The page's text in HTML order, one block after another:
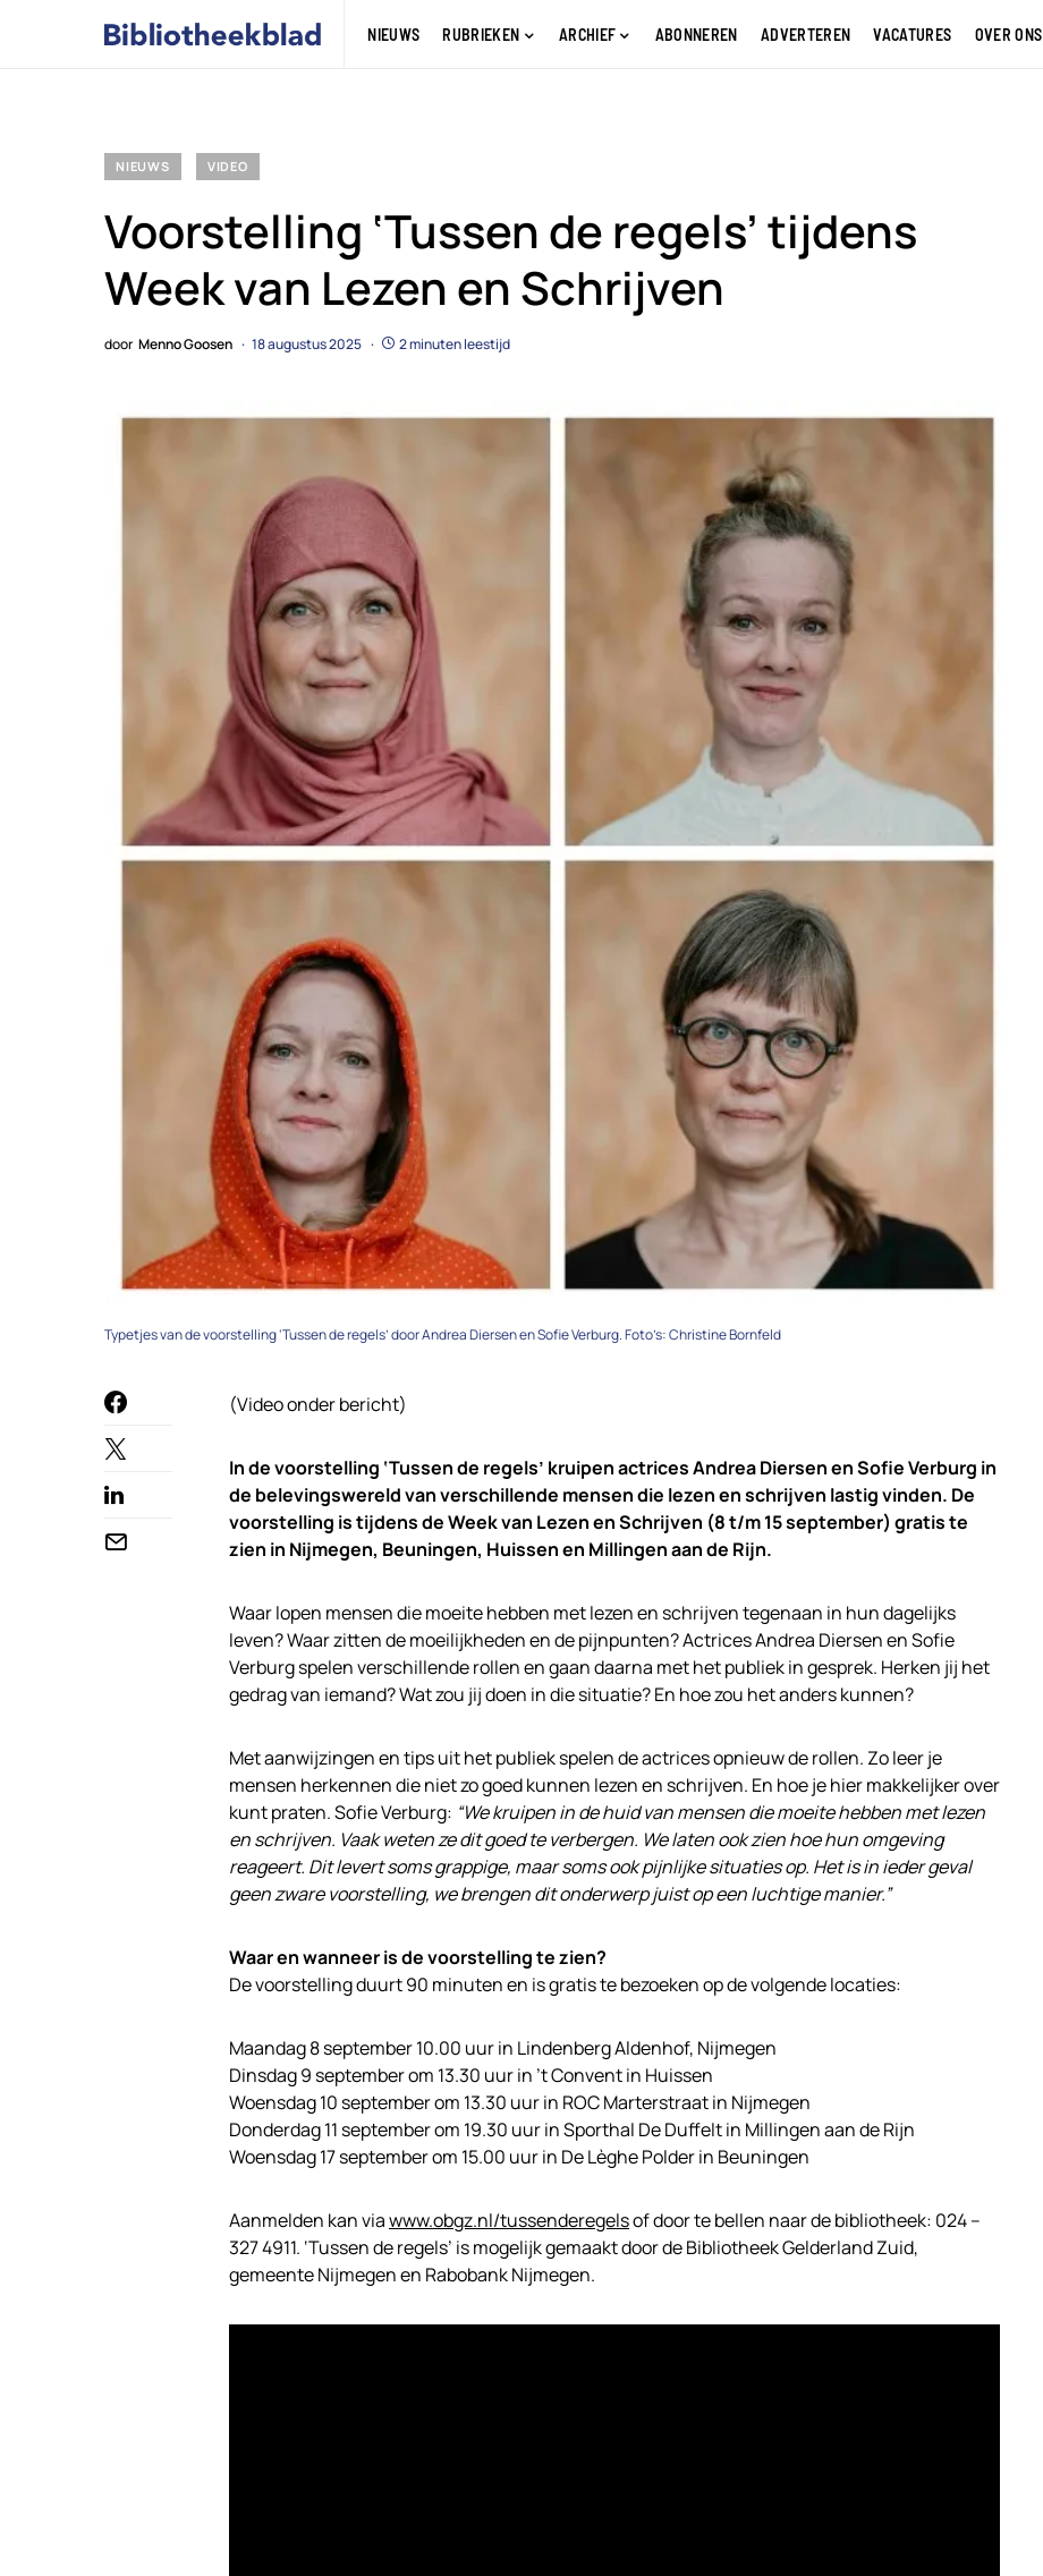
NIEUWS RUBRIEKEN ARCHIEF ABONNEREN ADVERTEREN VACATURES OVER ONS
NIEUWS VIDEO
Voorstelling ‘Tussen de regels’ tijdens
Week van Lezen en Schrijven
door Menno Goosen 18 augustus 2025 2 minuten leestijd
Typetjes van de voorstelling ‘Tussen de regels’ door Andrea Diersen en Sofie Verburg. Foto’s: Christine Bornfeld
(Video onder bericht)
In de voorstelling ‘Tussen de regels’ kruipen actrices Andrea Diersen en Sofie Verburg in
de belevingswereld van verschillende mensen die lezen en schrijven lastig vinden. De
voorstelling is tijdens de Week van Lezen en Schrijven (8 t/m 15 september) gratis te
zien in Nijmegen, Beuningen, Huissen en Millingen aan de Rijn.
Waar lopen mensen die moeite hebben met lezen en schrijven tegenaan in hun dagelijks
leven? Waar zitten de moeilijkheden en de pijnpunten? Actrices Andrea Diersen en Sofie
Verburg spelen verschillende rollen en gaan daarna met het publiek in gesprek. Herken jij het
gedrag van iemand? Wat zou jij doen in die situatie? En hoe zou het anders kunnen?
Met aanwijzingen en tips uit het publiek spelen de actrices opnieuw de rollen. Zo leer je
mensen herkennen die niet zo goed kunnen lezen en schrijven. En hoe je hier makkelijker over
kunt praten. Sofie Verburg: “We kruipen in de huid van mensen die moeite hebben met lezen
en schrijven. Vaak weten ze dit goed te verbergen. We laten ook zien hoe hun omgeving
reageert. Dit levert soms grappige, maar soms ook pijnlijke situaties op. Het is in ieder geval
geen zware voorstelling, we brengen dit onderwerp juist op een luchtige manier.”
Waar en wanneer is de voorstelling te zien?
De voorstelling duurt 90 minuten en is gratis te bezoeken op de volgende locaties:
Maandag 8 september 10.00 uur in Lindenberg Aldenhof, Nijmegen
Dinsdag 9 september om 13.30 uur in ’t Convent in Huissen
Woensdag 10 september om 13.30 uur in ROC Marterstraat in Nijmegen
Donderdag 11 september om 19.30 uur in Sporthal De Duffelt in Millingen aan de Rijn
Woensdag 17 september om 15.00 uur in De Lèghe Polder in Beuningen
Aanmelden kan viawww.obgz.nl/tussenderegelsof door te bellen naar de bibliotheek: 024 –
327 4911. ‘Tussen de regels’ is mogelijk gemaakt door de Bibliotheek Gelderland Zuid,
gemeente Nijmegen en Rabobank Nijmegen.